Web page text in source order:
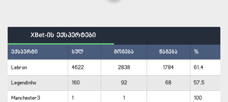
XBet-ის ექსპერტები
ექსპერტი სულ მოგება წაგება %
Lebron 4622 2838 1784 61.4
Legendinho 160 92 68 57.5
Manchester3 1 1 100